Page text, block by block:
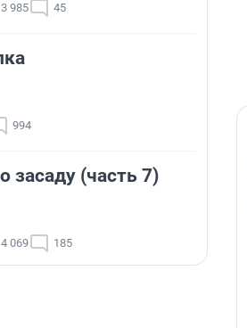
3 985 45
994
засаду (часть 7)
4 069 185